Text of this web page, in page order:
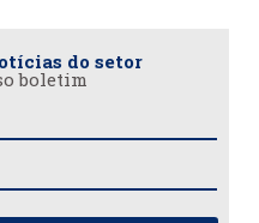
do setor
boletim